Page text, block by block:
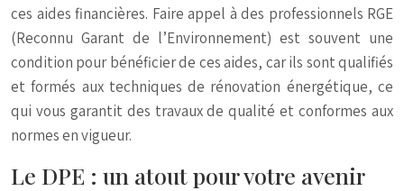
ces aides financières. Faire appel à des professionnels RGE
(Reconnu Garant de l’Environnement) est souvent une
condition pour bénéficier de ces aides, car ils sont qualifiés
et formés aux techniques de rénovation énergétique, ce
qui vous garantit des travaux de qualité et conformes aux
normes en vigueur.
Le DPE : un atout pour votre avenir